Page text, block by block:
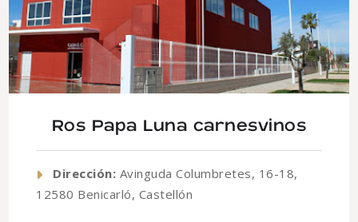
Ros Papa Luna carnesvinos
Dirección: Avinguda Columbretes, 16-18,
12580 Benicarló, Castellón